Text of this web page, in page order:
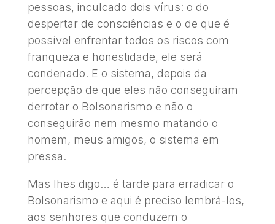
pessoas, inculcado dois vírus: o do
despertar de consciências e o de que é
possível enfrentar todos os riscos com
franqueza e honestidade, ele será
condenado. E o sistema, depois da
percepção de que eles não conseguiram
derrotar o Bolsonarismo e não o
conseguirão nem mesmo matando o
homem, meus amigos, o sistema em
pressa.
Mas lhes digo… é tarde para erradicar o
Bolsonarismo e aqui é preciso lembrá-los,
aos senhores que conduzem o